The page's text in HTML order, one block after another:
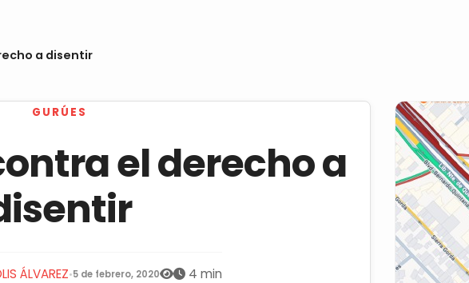
a disentir
GURÚES
el derecho a
ÁLVAREZ•5 de febrero, 2020 4 min